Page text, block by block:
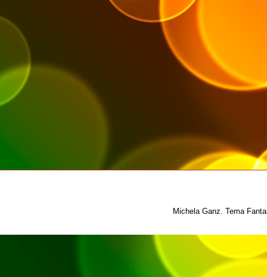
Michela Ganz. Tema